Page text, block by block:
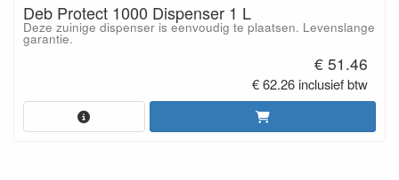
Deb Protect 1000 Dispenser 1 L
Deze zuinige dispenser is eenvoudig te plaatsen. Levenslange
garantie.
€ 51.46
€ 62.26 inclusief btw